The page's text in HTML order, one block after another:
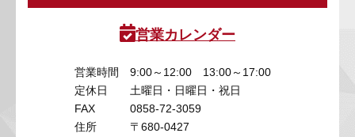
営業カレンダー
営業時間
9:00～12:00 13:00～17:00
定休日
土曜日・日曜日・祝日
FAX
0858-72-3059
住所
〒680-0427